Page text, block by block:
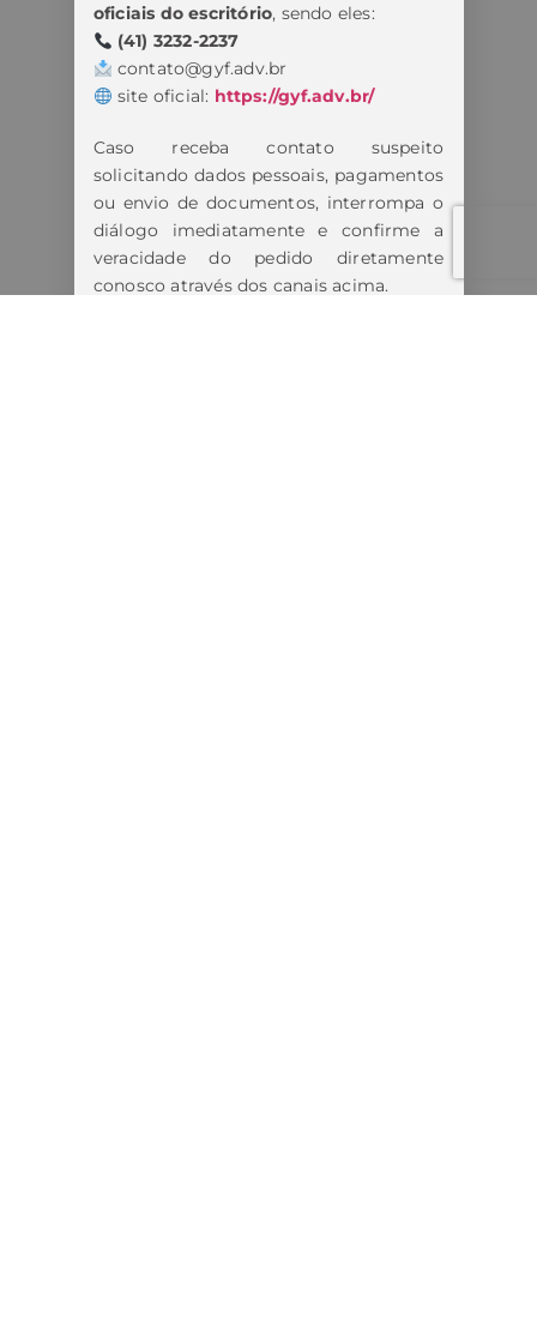
oficiais do escritório, sendo eles:
(41) 3232-2237
contato@gyf.adv.br
site oficial: https://gyf.adv.br/
Caso receba contato suspeito
solicitando dados pessoais, pagamentos
ou envio de documentos, interrompa o
diálogo imediatamente e confirme a
veracidade do pedido diretamente
conosco através dos canais acima.